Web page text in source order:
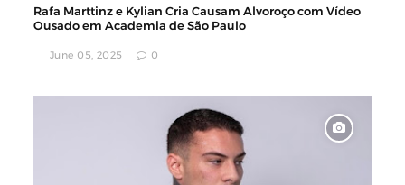
Rafa Marttinz e Kylian Cria Causam Alvoroço com Vídeo
Ousado em Academia de São Paulo
June 05, 2025 0